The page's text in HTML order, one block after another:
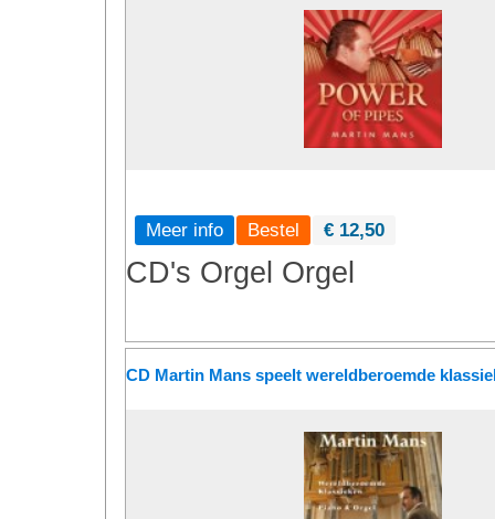
Meer info € 12,50
CD's Orgel Orgel